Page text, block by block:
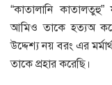
“কাতালানি
আমিও তাকে হত্যঅ
উদ্দেশ্য নয় বরং এর
তাকে প্রহার করেছি।